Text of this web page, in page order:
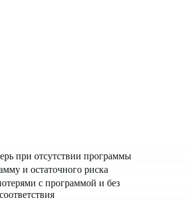
при отсутствии программы
и остаточного риска
с программой и без